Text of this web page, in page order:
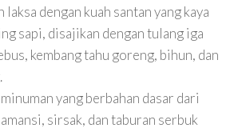
laksa dengan kuah santan yang kaya
sapi, disajikan dengan tulang iga
kembang tahu goreng, bihun, dan
yang berbahan dasar dari
sirsak, dan taburan serbuk